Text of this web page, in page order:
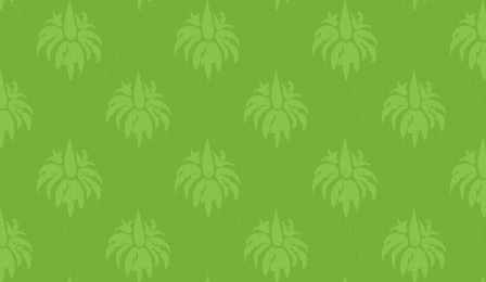
Kertkonyha
Kezdő Vegán Haladó vegán
(Superfood) Görög vegán
Karácsonyi akció
KATT IDE The post Diós